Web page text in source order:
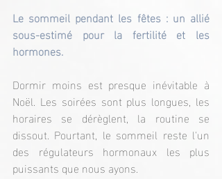
Le sommeil pendant les fêtes : un allié
sous-estimé pour la fertilité et les
hormones.
Dormir moins est presque inévitable à
Noël. Les soirées sont plus longues, les
horaires se dérèglent, la routine se
dissout. Pourtant, le sommeil reste l'un
des régulateurs hormonaux les plus
puissants que nous ayons.